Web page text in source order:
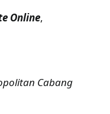
Online,
Cabang